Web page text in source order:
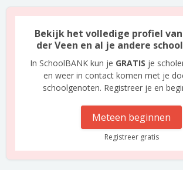
Bekijk het volledige profiel
der Veen en al je andere
In SchoolBANK kun je GRATIS je
en weer in contact komen met je
schoolgenoten. Registreer je en
Meteen beginnen
Registreer gratis